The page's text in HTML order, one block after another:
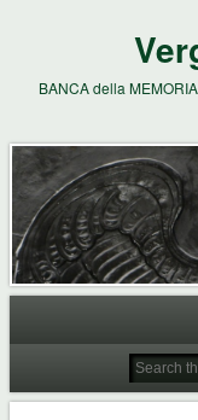
BANCA della